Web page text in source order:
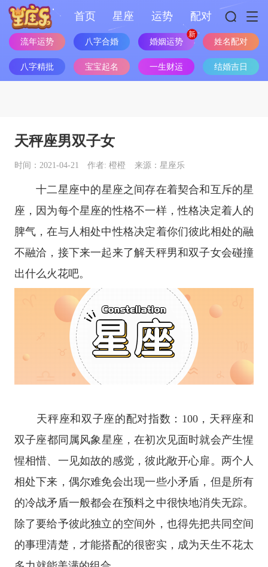
首页 星座 运势 配对
流年运势 八字合婚 婚姻运势 姓名配对
八字精批 宝宝起名 一生财运 结婚吉日
天秤座男双子女
时间：2021-04-21 作者: 橙橙 来源：星座乐
十二星座中的星座之间存在着契合和互斥的星
座，因为每个星座的性格不一样，性格决定着人的
脾气，在与人相处中性格决定着你们彼此相处的融
不融洽，接下来一起来了解天秤男和双子女会碰撞
出什么火花吧。
天秤座和双子座的配对指数：100， 天秤座和
双子座都同属风象星座 ，在初次见面时就会产生惺
惺相惜、一见如故的感觉，彼此敞开心扉。两个人
相处下来，偶尔难免会出现一些小矛盾，但是所有
的冷战矛盾一般都会在预料之中很快地消失无踪。
除了要给予彼此独立的空间外，也得先把共同空间
的事理清楚，才能搭配的很密实，成为天生不花太